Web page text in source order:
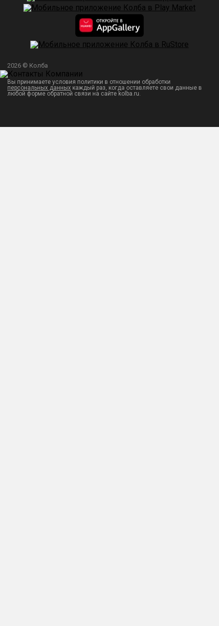
2026 © Колба
Вы принимаете условия политики в отношении обработки
персональных данных каждый раз, когда оставляете свои данные в
любой форме обратной связи на сайте kolba.ru.